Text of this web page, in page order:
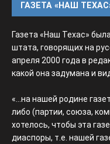
ГАЗЕТА «НАШ
Газета «Наш Техас»
штата, говорящих на
апреля 2000 года в
какой она задумана и
«...на нашей родине
либо (партии, союза,
хотелось, чтобы эта
диаспоры, т.е. нашей